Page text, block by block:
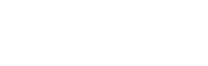
抗，虽引发哗然，却获
家蒙羞，张謇虽高中状元，却渴望寻求强国之路。他毅然弃政从
饰）因被抱错而受尽养父虐待，少年出逃时被任素素（王楚然 饰）所